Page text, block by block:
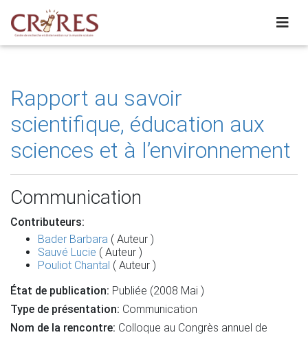
Rapport au savoir
scientifique, éducation aux
sciences et à l’environnement
Communication
Contributeurs:
Bader Barbara ( Auteur )
Sauvé Lucie ( Auteur )
Pouliot Chantal ( Auteur )
État de publication: Publiée (2008 Mai )
Type de présentation: Communication
Nom de la rencontre: Colloque au Congrès annuel de